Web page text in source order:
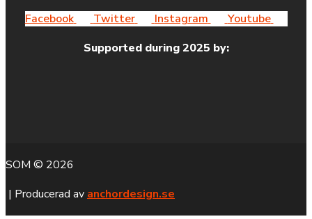
Facebook Twitter Instagram
Youtube
Supported during 2025 by:
SOM © 2026
| Producerad av anchordesign.se